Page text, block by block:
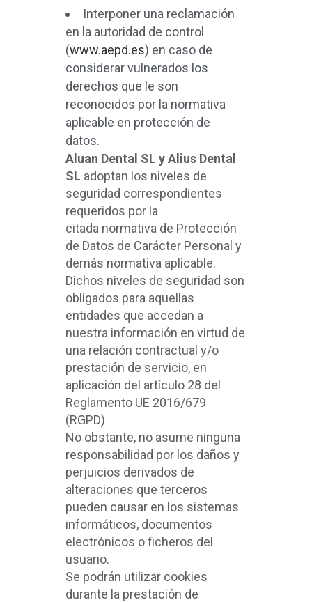
Interponer una reclamación
en la autoridad de control
(www.aepd.es) en caso de
considerar vulnerados los
derechos que le son
reconocidos por la normativa
aplicable en protección de
datos.
Aluan Dental SL y Alius Dental
SL adoptan los niveles de
seguridad correspondientes
requeridos por la
citada normativa de Protección
de Datos de Carácter Personal y
demás normativa aplicable.
Dichos niveles de seguridad son
obligados para aquellas
entidades que accedan a
nuestra información en virtud de
una relación contractual y/o
prestación de servicio, en
aplicación del artículo 28 del
Reglamento UE 2016/679
(RGPD)
No obstante, no asume ninguna
responsabilidad por los daños y
perjuicios derivados de
alteraciones que terceros
pueden causar en los sistemas
informáticos, documentos
electrónicos o ficheros del
usuario.
Se podrán utilizar cookies
durante la prestación de